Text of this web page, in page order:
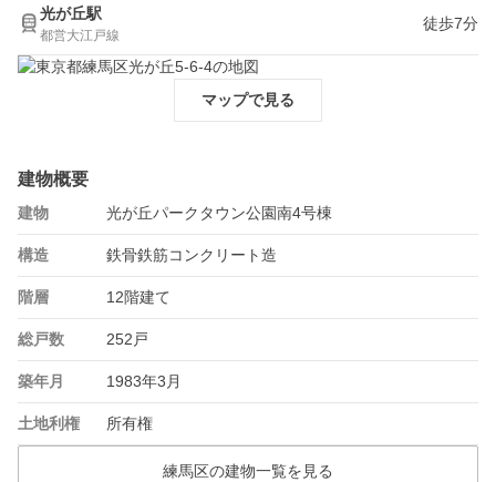
光が丘駅
都営大江戸線
徒歩7分
マップで見る
建物概要
建物 光が丘パークタウン公園南4号棟
構造 鉄骨鉄筋コンクリート造
階層 12階建て
総戸数 252戸
築年月 1983年3月
土地利権 所有権
練馬区の建物一覧を見る